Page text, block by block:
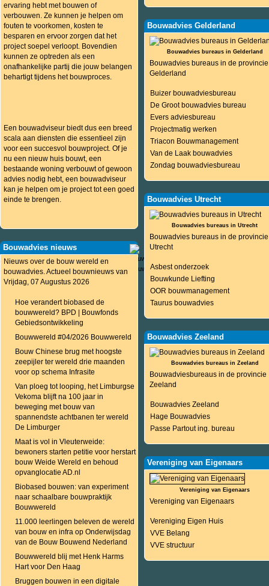
ervaring hebt met bouwen of
verbouwen. Ze kunnen je helpen om
fouten te voorkomen, kosten te
besparen en ervoor zorgen dat het
project soepel verloopt. Bovendien
kunnen ze optreden als een
onafhankelijke partij die jouw belangen
behartigt tijdens het bouwproces.
Een bouwadviseur biedt dus een breed
scala aan diensten die essentieel zijn
voor een succesvol bouwproject. Of je
nu een nieuw huis bouwt, een
bestaande woning verbouwt of gewoon
advies nodig hebt, een bouwadviseur
kan je helpen om je project tot een goed
einde te brengen.
Bouwadvies nieuws
Nieuws over de bouw wereld en
bouwadvies. Actueel bouwnieuws van
Vrijdag, 07 Augustus 2026
Hoe verandert biobased de
bouwwereld? BPD | Bouwfonds
Gebiedsontwikkeling
Bouwwereld #04/2026 Bouwwereld
Bouw Chinese brug met hoogste
zeepijler ter wereld drie maanden
voor op schema Infrasite
Van ploeg tot looping, het Limburgse
Vekoma blijft na 100 jaar in
beweging met bouw van
spannendste achtbanen ter wereld
De Limburger
Maat is vol in Vleuterweide:
bewoners starten petitie voor herstart
bouw Weide Wereld en behoud
opvanglocatie AD.nl
Biobased bouwen: van experiment
naar schaalbare bouwpraktijk
Bouwwereld
11.000 leerlingen beleven de wereld
van bouw en infra op Onderwijsdag
van de Bouw Bouwend Nederland
Bouwwereld blij met Henk Harms
Hart voor Den Haag
Bruggen bouwen in een digitale
Bouwadvies Gelderland
Bouwadvies bureaus in Gelderland
Bouwadvies bureaus in de provincie
Gelderland
Buizer bouwadviesbureau
De Groot bouwadvies bureau
Evers adviesbureau
Projectmatig werken
Triacon Bouwmanagement
Van de Laak bouwadvies
Zondag bouwadviesbureau
Bouwadvies Utrecht
Bouwadvies bureaus in Utrecht
Bouwadvies bureaus in de provincie
Utrecht
Asbest onderzoek
Bouwkunde Liefting
OOR bouwmanagement
Taurus bouwadvies
Bouwadvies Zeeland
Bouwadvies bureaus in Zeeland
Bouwadviesbureaus in de provincie
Zeeland
Bouwadvies Zeeland
Hage Bouwadvies
Passe Partout ing. bureau
Vereniging van Eigenaars
Vereniging van Eigenaars
Vereniging van Eigenaars
Vereniging Eigen Huis
VVE Belang
VVE structuur